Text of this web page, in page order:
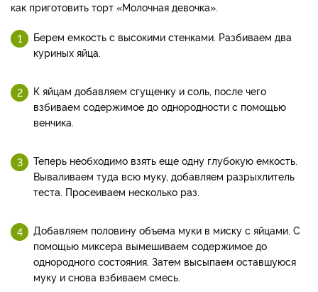
как приготовить торт «Молочная девочка».
Берем емкость с высокими стенками. Разбиваем два
куриных яйца.
К яйцам добавляем сгущенку и соль, после чего
взбиваем содержимое до однородности с помощью
венчика.
Теперь необходимо взять еще одну глубокую емкость.
Вываливаем туда всю муку, добавляем разрыхлитель
теста. Просеиваем несколько раз.
Добавляем половину объема муки в миску с яйцами. С
помощью миксера вымешиваем содержимое до
однородного состояния. Затем высыпаем оставшуюся
муку и снова взбиваем смесь.